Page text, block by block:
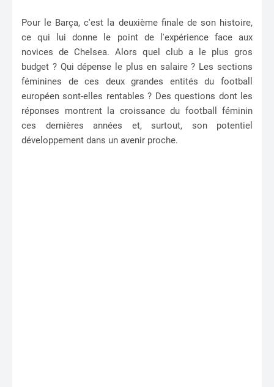
Pour le Barça, c'est la deuxième finale de son histoire,
ce qui lui donne le point de l'expérience face aux
novices de Chelsea. Alors quel club a le plus gros
budget ? Qui dépense le plus en salaire ? Les sections
féminines de ces deux grandes entités du football
européen sont-elles rentables ? Des questions dont les
réponses montrent la croissance du football féminin
ces dernières années et, surtout, son potentiel
développement dans un avenir proche.